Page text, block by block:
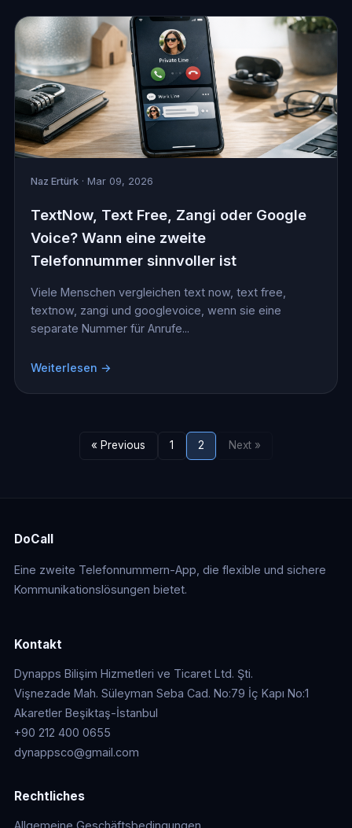
Naz Ertürk· Mar 09, 2026
TextNow, Text Free, Zangi oder Google
Voice? Wann eine zweite
Telefonnummer sinnvoller ist
Viele Menschen vergleichen text now, text free,
textnow, zangi und googlevoice, wenn sie eine
separate Nummer für Anrufe...
Weiterlesen →
« Previous 1 2 Next »
DoCall
Eine zweite Telefonnummern-App, die flexible und sichere
Kommunikationslösungen bietet.
Kontakt
Dynapps Bilişim Hizmetleri ve Ticaret Ltd. Şti.
Vişnezade Mah. Süleyman Seba Cad. No:79 İç Kapı No:1
Akaretler Beşiktaş-İstanbul
+90 212 400 0655
dynappsco@gmail.com
Rechtliches